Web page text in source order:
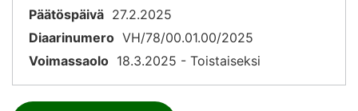
Päätöspäivä 27.2.2025
Diaarinumero VH/78/00.01.00/2025
Voimassaolo 18.3.2025 - Toistaiseksi